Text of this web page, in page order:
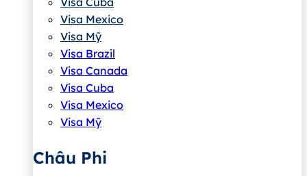
Visa Mexico
Visa Mỹ
Visa Brazil
Visa Canada
Visa Cuba
Visa Mexico
Visa Mỹ
Châu Phi